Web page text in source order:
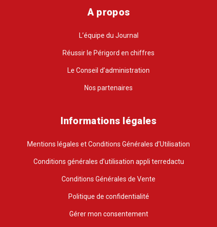
A propos
L’équipe du Journal
Réussir le Périgord en chiffres
Le Conseil d’administration
Nos partenaires
Informations légales
Mentions légales et Conditions Générales d’Utilisation
Conditions générales d’utilisation appli terredactu
Conditions Générales de Vente
Politique de confidentialité
Gérer mon consentement